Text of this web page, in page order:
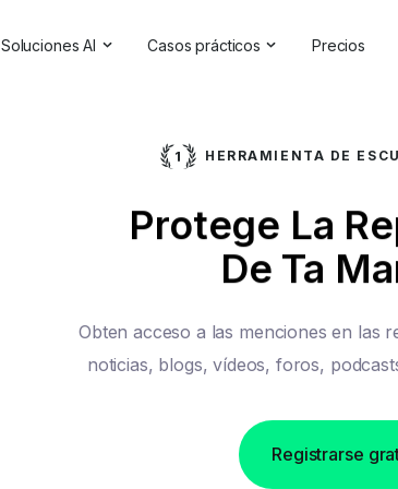
Soluciones AI
Social Media Analytics Software | Brand24
Visibilidad de la IA
Casos prácticos
Competitive Analysis
Informes exhaustivos
Comentarios de los clientes
Backlinks Checker
Precios
HERRAMIENTA DE
Protege La
De Ta
Obten acceso a las menciones en las
noticias, blogs, vídeos, foros,
Registrarse